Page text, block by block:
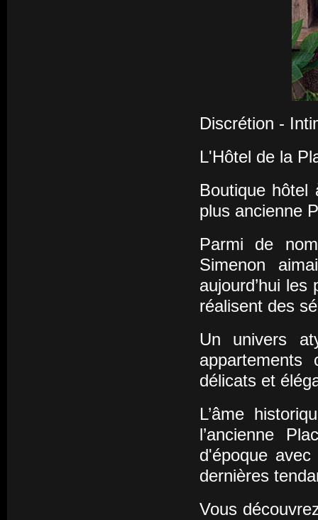
Discrétion -
L'Hôtel de la
Boutique hôtel
plus ancienne
Parmi de
Simenon
aujourd’hui
réalisent des
Un univers
délicats et
L’âme
l’ancienne
d'époque
dernières
Vous